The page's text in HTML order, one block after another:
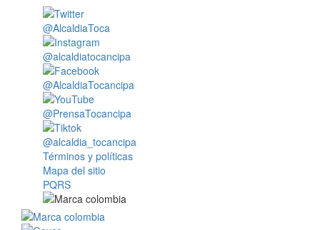
@AlcaldiaToca
@alcaldiatocancipa
@AlcaldiaTocancipa
@PrensaTocancipa
@alcaldia_tocancipa
Términos y políticas
Mapa del sitio
PQRS